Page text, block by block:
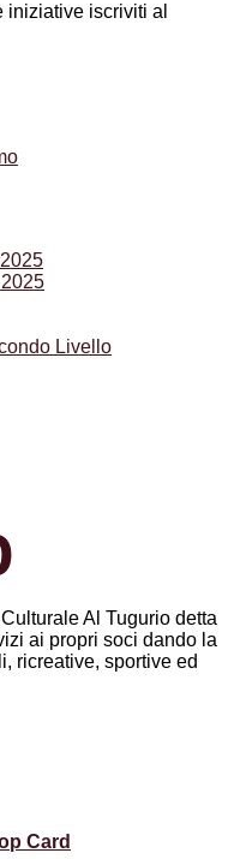
iniziative iscriviti al
Livello
Al Tugurio detta
ai propri soci dando la
ricreative, sportive ed
Card